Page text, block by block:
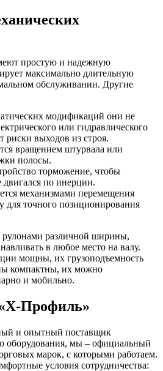
простую и надежную
максимально длительную
обслуживании. Другие
модификаций они не
или гидравлического
риски выходов из строя.
вращением штурвала или
полосы.
торможение, чтобы
двигался по инерции.
механизмами перемещения
для точного позиционирования
различной ширины,
в любое место на валу.
мощны, их грузоподъемность
компактны, их можно
и мобильно.
Профиль»
и опытный поставщик
оборудования, мы – официальный
марок, с которыми работаем.
условия сотрудничества: